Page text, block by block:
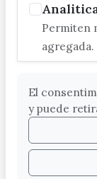
Permiten
agregada.
El
y puede